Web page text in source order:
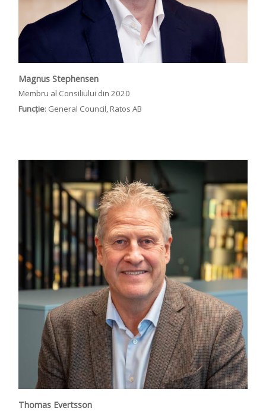
Magnus Stephensen
Membru al Consiliului din 2020
Funcție: General Council, Ratos AB
Thomas Evertsson